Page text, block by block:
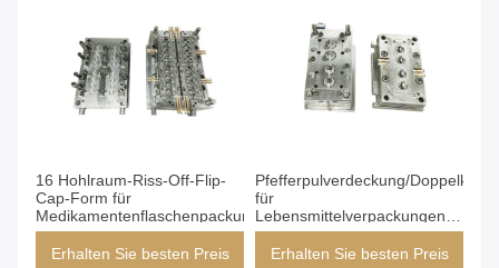
16 Hohlraum-Riss-Off-Flip-
Cap-Form für
Medikamentenflaschenpackung
Erhalten Sie besten Preis
Pfefferpulverdeckung/
für
Lebensmittelverpackungen
mit 4 Hohlräumen
Erhalten Sie besten Preis